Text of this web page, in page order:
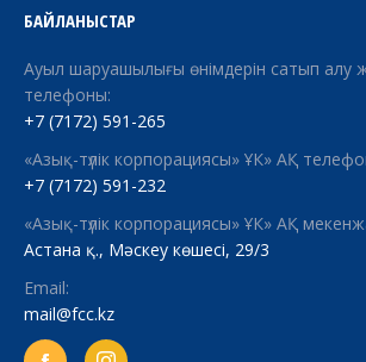
БАЙЛАНЫСТАР
Ауыл шаруашылығы өнімдерін сатып алу
телефоны:
+7 (7172) 591-265
«Азық-түлік корпорациясы» ҰК» АҚ
+7 (7172) 591-232
«Азық-түлік корпорациясы» ҰК» АҚ
Астана қ., Мәскеу көшесі, 29/3
Email:
mail@fcc.kz